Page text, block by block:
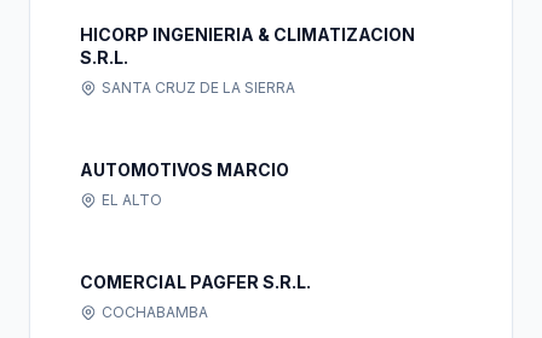
HICORP INGENIERIA & CLIMATIZACION
S.R.L.
SANTA CRUZ DE LA SIERRA
AUTOMOTIVOS MARCIO
EL ALTO
COMERCIAL PAGFER S.R.L.
COCHABAMBA